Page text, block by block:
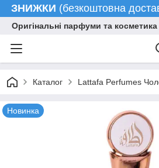
ЗНИЖКИ (безкоштовна
Оригінальні парфуми та
Каталог Lattafa Perfumes
Новинка